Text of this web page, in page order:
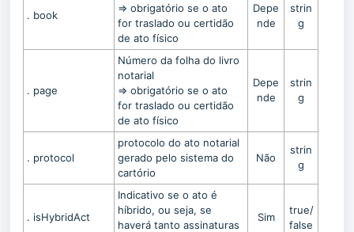
. book
=> obrigatório se o ato
for traslado ou certidão
de ato físico
Depe
nde
strin
g
. page
Número da folha do livro
notarial
=> obrigatório se o ato
for traslado ou certidão
de ato físico
Depe
nde
strin
g
. protocol
protocolo do ato notarial
gerado pelo sistema do
cartório
Não
strin
g
. isHybridAct
Indicativo se o ato é
híbrido, ou seja, se
haverá tanto assinaturas
Sim
true/
false